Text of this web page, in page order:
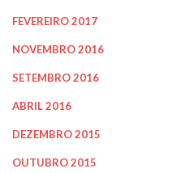
FEVEREIRO 2017
NOVEMBRO 2016
SETEMBRO 2016
ABRIL 2016
DEZEMBRO 2015
OUTUBRO 2015